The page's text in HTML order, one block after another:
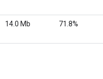
14.0 Mb 71.8%